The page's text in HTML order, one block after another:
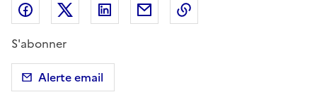
Partager sur Facebook
Partager sur X (anciennement Twitter)
Partager sur LinkedIn
Partager par email
S'abonner
Alerte email